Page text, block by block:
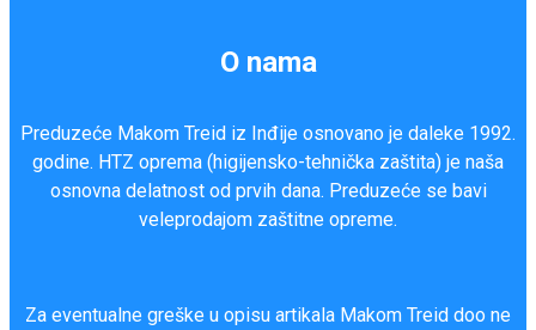
O nama
Preduzeće Makom Treid iz Inđije osnovano je daleke 1992.
godine. HTZ oprema (higijensko-tehnička zaštita) je naša
osnovna delatnost od prvih dana. Preduzeće se bavi
veleprodajom zaštitne opreme.
Za eventualne greške u opisu artikala Makom Treid doo ne